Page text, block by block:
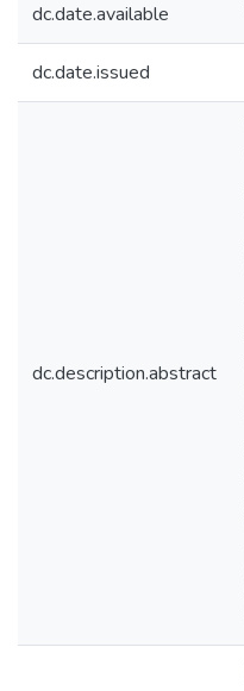
dc.date.available
dc.date.issued
dc.description.abstract